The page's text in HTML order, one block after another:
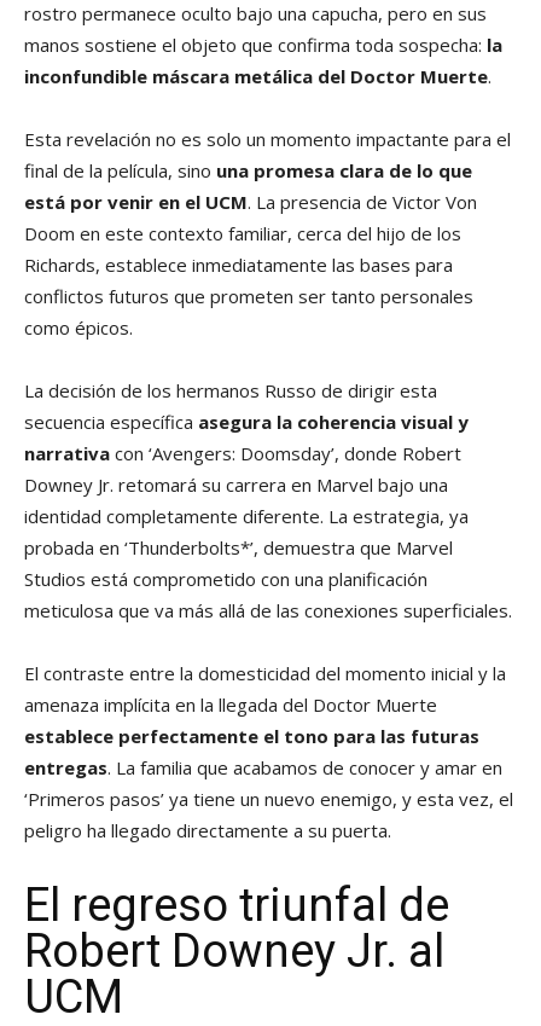
rostro permanece oculto bajo una capucha, pero en sus
manos sostiene el objeto que confirma toda sospecha: la
inconfundible máscara metálica del Doctor Muerte.
Esta revelación no es solo un momento impactante para el
final de la película, sino una promesa clara de lo que
está por venir en el UCM. La presencia de Victor Von
Doom en este contexto familiar, cerca del hijo de los
Richards, establece inmediatamente las bases para
conflictos futuros que prometen ser tanto personales
como épicos.
La decisión de los hermanos Russo de dirigir esta
secuencia específica asegura la coherencia visual y
narrativa con ‘Avengers: Doomsday’, donde Robert
Downey Jr. retomará su carrera en Marvel bajo una
identidad completamente diferente. La estrategia, ya
probada en ‘Thunderbolts*’, demuestra que Marvel
Studios está comprometido con una planificación
meticulosa que va más allá de las conexiones superficiales.
El contraste entre la domesticidad del momento inicial y la
amenaza implícita en la llegada del Doctor Muerte
establece perfectamente el tono para las futuras
entregas. La familia que acabamos de conocer y amar en
‘Primeros pasos’ ya tiene un nuevo enemigo, y esta vez, el
peligro ha llegado directamente a su puerta.
El regreso triunfal de
Robert Downey Jr. al
UCM